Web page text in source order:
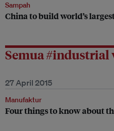
Sampah
China to build world’s
Semua #industrial
27 April 2015
Manufaktur
Four things to know about